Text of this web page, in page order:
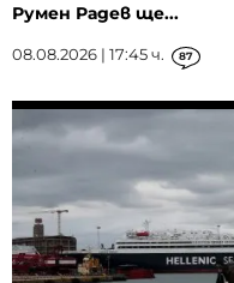
Румен Радев ще...
08.08.2026 | 17:45 ч. 87